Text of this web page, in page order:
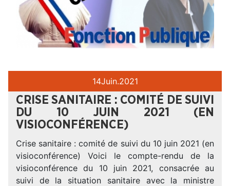
14Juin.2021
CRISE SANITAIRE : COMITÉ DE SUIVI
DU 10 JUIN 2021 (EN
VISIOCONFÉRENCE)
Crise sanitaire : comité de suivi du 10 juin 2021 (en
visioconférence) Voici le compte-rendu de la
visioconférence du 10 juin 2021, consacrée au
suivi de la situation sanitaire avec la ministre